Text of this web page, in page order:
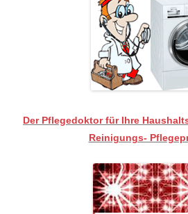
Der Pflegedoktor für Ihre
Reinigungs-